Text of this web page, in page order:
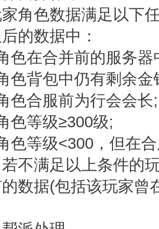
色数据满足以下任
的数据中：
在合并前的服务器
背包中仍有剩余金
合服前为行会会长;
等级≥300级;
等级<300，但在合
满足以上条件的玩
数据(包括该玩家曾